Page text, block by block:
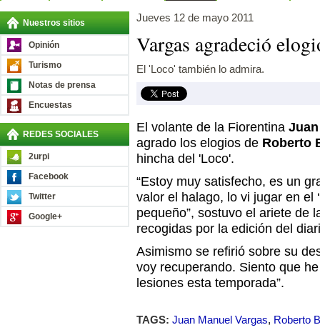
Nuestros sitios
Opinión
Turismo
Notas de prensa
Encuestas
REDES SOCIALES
2urpi
Facebook
Twitter
Google+
Jueves 12 de mayo 2011
Vargas agradeció
El 'Loco' también lo admira.
El volante de la Fiorentina
agrado los elogios de Roberto
hincha del 'Loco'.
“Estoy muy satisfecho, es un
valor el halago, lo vi jugar en el
pequeño”, sostuvo el ariete de
recogidas por la edición del
Asimismo se refirió sobre su
voy recuperando. Siento que
lesiones esta temporada”.
TAGS: Juan Manuel Vargas, Roberto